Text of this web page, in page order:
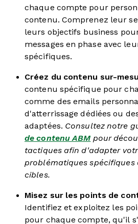
chaque compte pour
contenu. Comprenez leur
leurs objectifs business
messages en phase avec
spécifiques.
Créez du contenu sur-
contenu spécifique pour
comme des emails
d'atterrissage dédiées ou
adaptées. Consultez notre
de contenu ABMpour
tactiques afin d'adapter
problématiques spécifiques
cibles.
Misez sur les points de
Identifiez et exploitez les
pour chaque compte, qu'il